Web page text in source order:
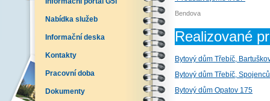
Nabídka služeb
Informační deska
Kontakty
Pracovní doba
Dokumenty
Bendova
Realizované
Bytový dům Třebíč,
Bytový dům Třebíč,
Bytový dům Opatov 175